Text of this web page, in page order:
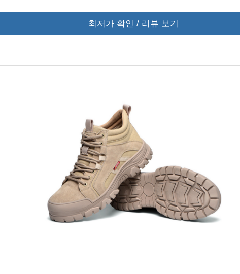
최저가 확인 / 리뷰 보기